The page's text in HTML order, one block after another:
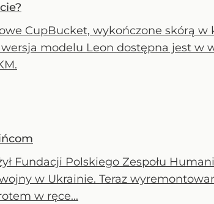
CupBucket, wykończone skórą w
modelu Leon dostępna jest w
Fundacji Polskiego Zespołu
w Ukrainie. Teraz
w ręce...